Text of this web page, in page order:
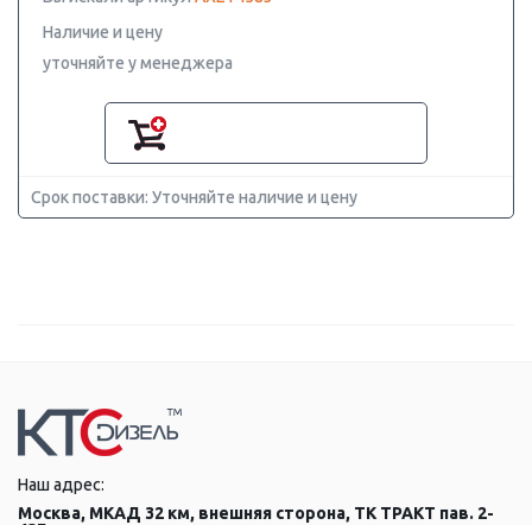
Наличие и цену
уточняйте у менеджера
Срок поставки: Уточняйте наличие и цену
Наш адрес:
Москва, МКАД 32 км, внешняя сторона, ТК ТРАКТ пав. 2-